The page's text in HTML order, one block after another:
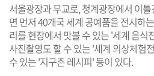
서울광장과 무교로, 청계광장에서 이
면 먼저 40개국 세계 공예품을 전시하
리를 현장에서 맛볼 수 있는 '세계 음식
사진촬영도 할 수 있는 '세계 의상체험
수 있는 '지구촌 레시피' 등이 있다.